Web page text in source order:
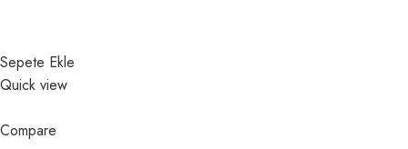
Sepete Ekle
Quick view
Compare